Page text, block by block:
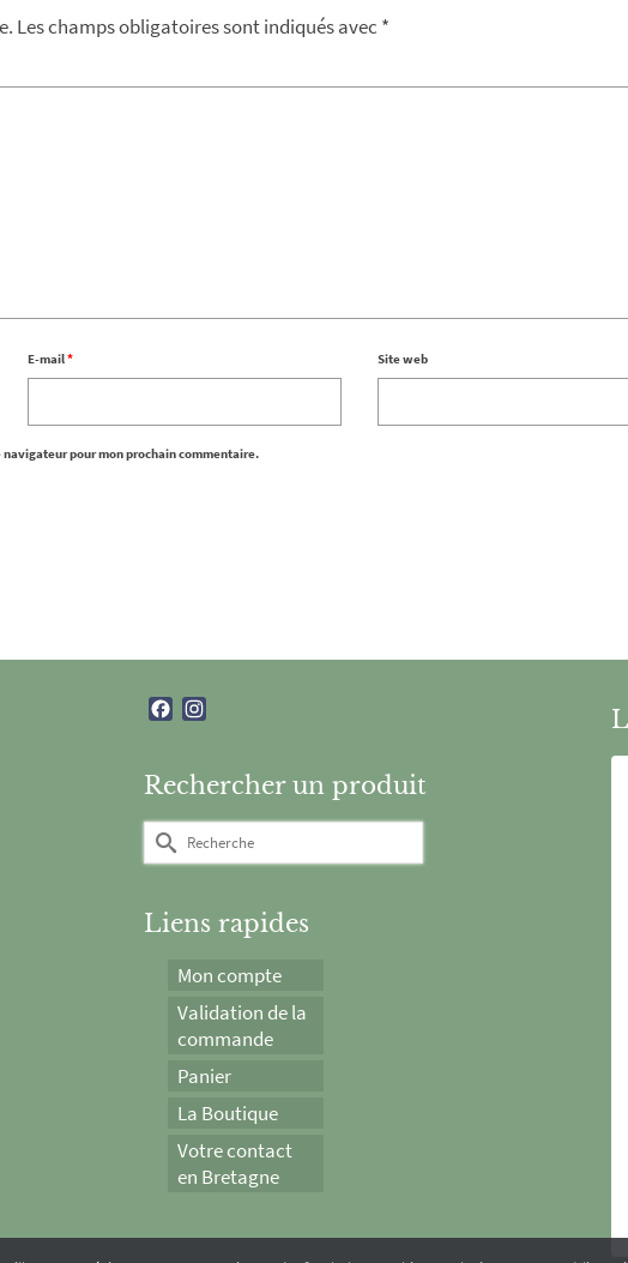
Les champs obligatoires sont indiqués avec *
E-mail* Site web
pour mon prochain commentaire.
Facebook
Rechercher un produit
Rechercher :
Liens rapides
Mon compte
Validation de la
commande
Panier
La Boutique
Votre contact
en Bretagne